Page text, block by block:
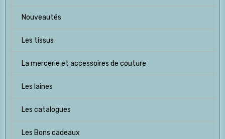
Nouveautés
Les tissus
La mercerie et accessoires de couture
Les laines
Les catalogues
Les Bons cadeaux